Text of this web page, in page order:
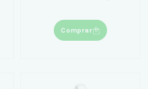
Comprar